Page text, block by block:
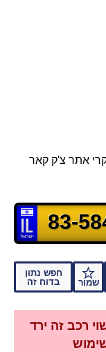
אתר צ'ק קאר
שמור
חפש נתון
בדוח זה
83-
רכב זה ירד